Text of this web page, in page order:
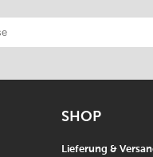
SHOP
Lieferung &